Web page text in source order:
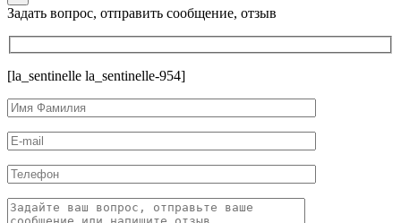
Задать вопрос, отправить сообщение, отзыв
[la_sentinelle la_sentinelle-954]